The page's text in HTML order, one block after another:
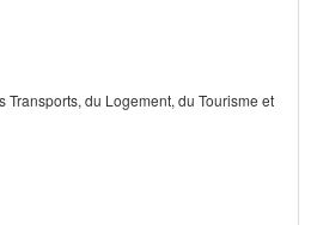
Transports, du Logement, du Tourisme et